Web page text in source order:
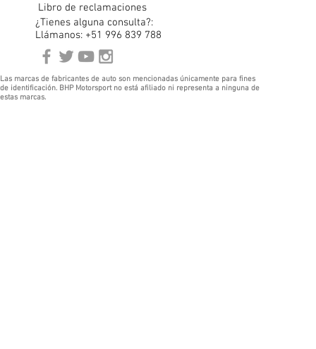
Libro de reclamaciones
¿Tienes alguna consulta?:
Llámanos: +51 996 839 788
Las marcas de fabricantes de auto son mencionadas únicamente para fines
de identificación. BHP Motorsport no está afiliado ni representa a ninguna de
estas marcas.